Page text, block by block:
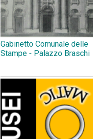
Gabinetto Comunale delle
Stampe - Palazzo Braschi